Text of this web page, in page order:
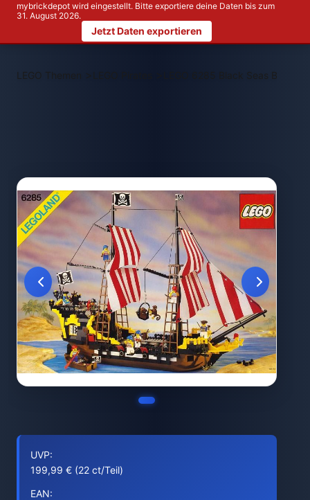
mybrickdepot wird eingestellt. Bitte exportiere deine Daten bis zum
31. August 2026.
Jetzt Daten exportieren
LEGO Themen > LEGO 6285 Black Seas
UVP:
199,99 € (22 ct/Teil)
EAN: